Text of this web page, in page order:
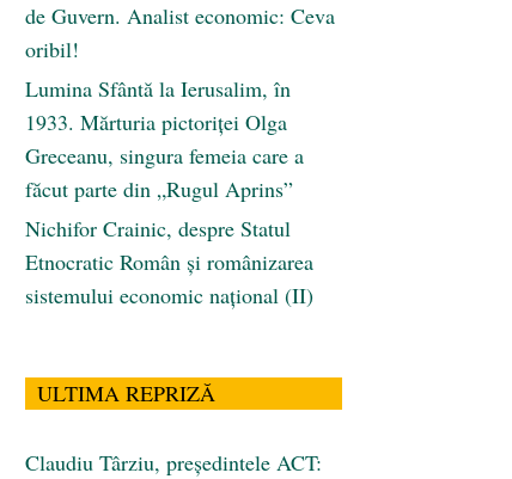
de Guvern. Analist economic: Ceva
oribil!
Lumina Sfântă la Ierusalim, în
1933. Mărturia pictoriței Olga
Greceanu, singura femeia care a
făcut parte din „Rugul Aprins”
Nichifor Crainic, despre Statul
Etnocratic Român şi românizarea
sistemului economic naţional (II)
ULTIMA REPRIZĂ
Claudiu Târziu, președintele ACT: